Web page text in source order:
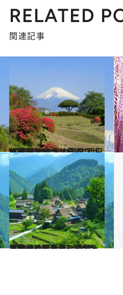
RELATED
関連記事
2022.4.17
【画像】いつか行きたい！ 日本の春の絶景 西日本篇まとめ①《全87スポット》
旅＆お出かけ
2021.4.28
【春の絶景画像】中部・北陸エリアの春の絶景＆風物詩の画像(43点)をチェック！
旅＆お出かけ